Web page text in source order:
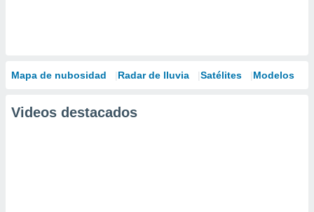
Mapa de nubosidad Radar de lluvia Satélites Modelos
Videos destacados